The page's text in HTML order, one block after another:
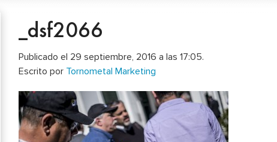
_dsf2066
Publicado el 29 septiembre, 2016 a las 17:05.
Escrito por Tornometal Marketing